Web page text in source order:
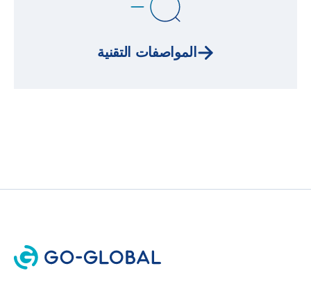
المواصفات التقنية